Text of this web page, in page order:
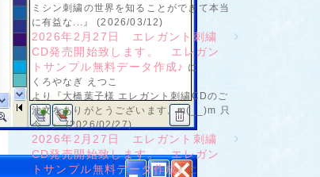
ミシン刺繍の世界を知ることができて本当
に有益な...』 (2026/03/12)
2026年2月27日 エレガント刺繍
CD発売開始致します。 エレガン
トサンプル無料データ作成♪ に
くろやなぎ えつこ
より『大橋葉子様 エレガント刺繍CDのご
注文をありがとうございます。m(__)m 只
今...』 (2026/02/27)
2026年2月27日 エレガント刺繍
CD発売開始致します。 エレガン
トサンプル無料データ作成♪に